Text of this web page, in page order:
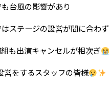
台風の影響があり
ステージの設営が間に合わず
も出演キャンセルが相次ぎ
営をするスタッフの皆様